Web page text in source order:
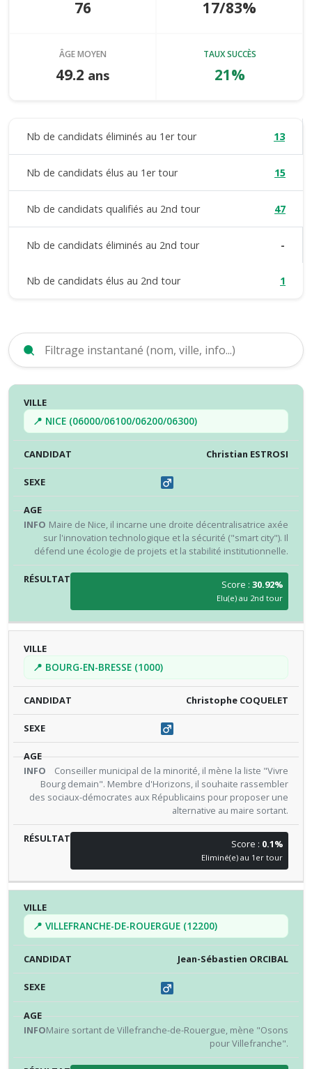
76 17/83%
ÂGE MOYEN
49.2 ans
TAUX SUCCÈS
21%
Nb de candidats éliminés au 1er tour 13
Nb de candidats élus au 1er tour 15
Nb de candidats qualifiés au 2nd tour 47
Nb de candidats éliminés au 2nd tour -
Nb de candidats élus au 2nd tour 1
VILLE
📍 NICE (06000/06100/06200/06300)
Christian ESTROSI
Maire de Nice, il incarne une droite décentralisatrice axée
sur l'innovation technologique et la sécurité ("smart city"). Il
défend une écologie de projets et la stabilité institutionnelle.
Score :30.92%
Elu(e) au 2nd tour
📍 BOURG-EN-BRESSE (1000)
Christophe COQUELET
Conseiller municipal de la minorité, il mène la liste "Vivre
Bourg demain". Membre d'Horizons, il souhaite rassembler
des sociaux-démocrates aux Républicains pour proposer une
alternative au maire sortant.
Score : 0.1%
Eliminé(e) au 1er tour
📍 VILLEFRANCHE-DE-ROUERGUE (12200)
Jean-Sébastien ORCIBAL
Maire sortant de Villefranche-de-Rouergue, mène "Osons
pour Villefranche".